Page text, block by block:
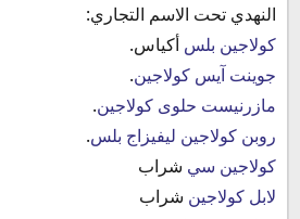
النهدي تحت الاسم التجاري:
كولاجين بلس أكياس.
جوينت آيس كولاجين.‏
مازرنيست حلوى كولاجين.
روبن كولاجين ليفيزاج بلس.
كولاجين سي شراب
لابل كولاجين شراب